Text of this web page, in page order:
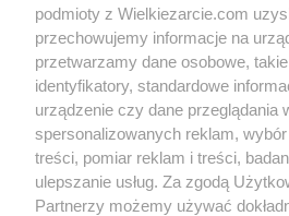
podmioty z Wielkiezarcie.com
przechowujemy informacje na
przetwarzamy dane osobowe,
identyfikatory, standardowe
urządzenie czy dane przeglądania
spersonalizowanych reklam,
treści, pomiar reklam i treści,
ulepszanie usług. Za zgodą
Partnerzy możemy używać